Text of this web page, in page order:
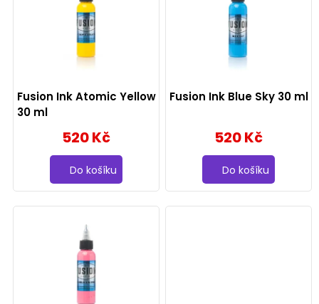
u
k
Fusion Ink Atomic Yellow
30 ml
520 Kč
Do košíku
Fusion Ink Blue Sky 30 ml
520 Kč
Do košíku